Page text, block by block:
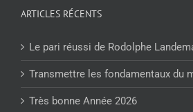
ARTICLES RÉCENTS
Le pari réussi de Rodolphe
Transmettre les fondamentaux du
Très bonne Année 2026